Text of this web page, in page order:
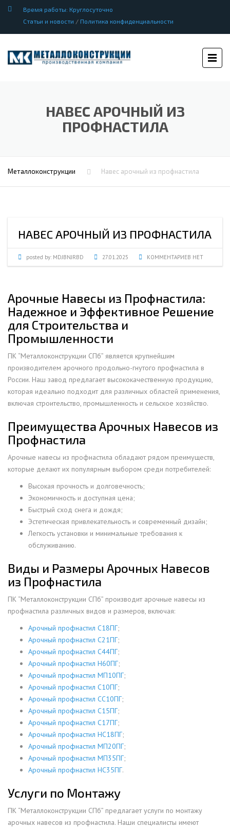
Время работы: Круглосуточно
Статьи и новости / Политика конфиденциальности
НАВЕС АРОЧНЫЙ ИЗ
ПРОФНАСТИЛА
Металлоконструкции Навес арочный из профнастила
НАВЕС АРОЧНЫЙ ИЗ ПРОФНАСТИЛА
posted by: MDJBNJRBD 27.01.2025 КОММЕНТАРИЕВ НЕТ
Арочные Навесы из Профнастила:
Надежное и Эффективное Решение
для Строительства и
Промышленности
ПК “Металлоконструкции СПб” является крупнейшим
производителем арочного продольно-гнутого профнастила в
России. Наш завод предлагает высококачественную продукцию,
которая идеально подходит для различных областей применения,
включая строительство, промышленность и сельское хозяйство.
Преимущества Арочных Навесов из
Профнастила
Арочные навесы из профнастила обладают рядом преимуществ,
которые делают их популярным выбором среди потребителей:
Высокая прочность и долговечность;
Экономичность и доступная цена;
Быстрый сход снега и дождя;
Эстетическая привлекательность и современный дизайн;
Легкость установки и минимальные требования к
обслуживанию.
Виды и Размеры Арочных Навесов
из Профнастила
ПК “Металлоконструкции СПб” производит арочные навесы из
профнастила различных видов и размеров, включая:
Арочный профнастил С18ПГ;
Арочный профнастил С21ПГ;
Арочный профнастил С44ПГ;
Арочный профнастил Н60ПГ;
Арочный профнастил МП10ПГ;
Арочный профнастил С10ПГ;
Арочный профнастил СС10ПГ;
Арочный профнастил С15ПГ;
Арочный профнастил С17ПГ;
Арочный профнастил НС18ПГ;
Арочный профнастил МП20ПГ;
Арочный профнастил МП35ПГ;
Арочный профнастил НС35ПГ.
Услуги по Монтажу
ПК “Металлоконструкции СПб” предлагает услуги по монтажу
арочных навесов из профнастила. Наши специалисты имеют